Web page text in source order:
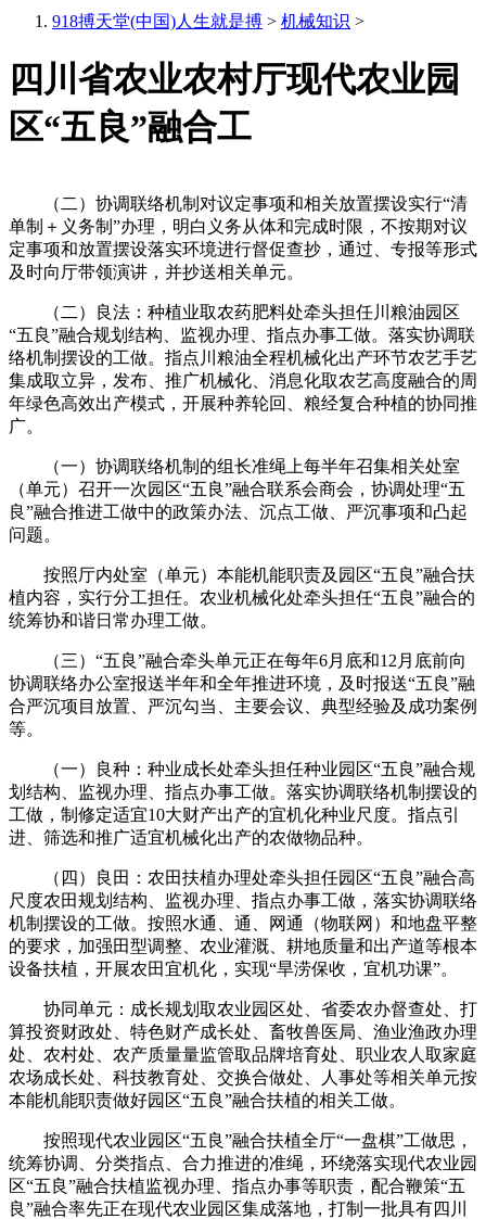
918搏天堂(中国)人生就是搏 > 机械知识 >
四川省农业农村厅现代农业园
区“五良”融合工
（二）协调联络机制对议定事项和相关放置摆设实行“清
单制＋义务制”办理，明白义务从体和完成时限，不按期对议
定事项和放置摆设落实环境进行督促查抄，通过、专报等形式
及时向厅带领演讲，并抄送相关单元。
（二）良法：种植业取农药肥料处牵头担任川粮油园区
“五良”融合规划结构、监视办理、指点办事工做。落实协调联
络机制摆设的工做。指点川粮油全程机械化出产环节农艺手艺
集成取立异，发布、推广机械化、消息化取农艺高度融合的周
年绿色高效出产模式，开展种养轮回、粮经复合种植的协同推
广。
（一）协调联络机制的组长准绳上每半年召集相关处室
（单元）召开一次园区“五良”融合联系会商会，协调处理“五
良”融合推进工做中的政策办法、沉点工做、严沉事项和凸起
问题。
按照厅内处室（单元）本能机能职责及园区“五良”融合扶
植内容，实行分工担任。农业机械化处牵头担任“五良”融合的
统筹协和谐日常办理工做。
（三）“五良”融合牵头单元正在每年6月底和12月底前向
协调联络办公室报送半年和全年推进环境，及时报送“五良”融
合严沉项目放置、严沉勾当、主要会议、典型经验及成功案例
等。
（一）良种：种业成长处牵头担任种业园区“五良”融合规
划结构、监视办理、指点办事工做。落实协调联络机制摆设的
工做，制修定适宜10大财产出产的宜机化种业尺度。指点引
进、筛选和推广适宜机械化出产的农做物品种。
（四）良田：农田扶植办理处牵头担任园区“五良”融合高
尺度农田规划结构、监视办理、指点办事工做，落实协调联络
机制摆设的工做。按照水通、通、网通（物联网）和地盘平整
的要求，加强田型调整、农业灌溉、耕地质量和出产道等根本
设备扶植，开展农田宜机化，实现“旱涝保收，宜机功课”。
协同单元：成长规划取农业园区处、省委农办督查处、打
算投资财政处、特色财产成长处、畜牧兽医局、渔业渔政办理
处、农村处、农产质量量监管取品牌培育处、职业农人取家庭
农场成长处、科技教育处、交换合做处、人事处等相关单元按
本能机能职责做好园区“五良”融合扶植的相关工做。
按照现代农业园区“五良”融合扶植全厅“一盘棋”工做思，
统筹协调、分类指点、合力推进的准绳，环绕落实现代农业园
区“五良”融合扶植监视办理、指点办事等职责，配合鞭策“五
良”融合率先正在现代农业园区集成落地，打制一批具有四川